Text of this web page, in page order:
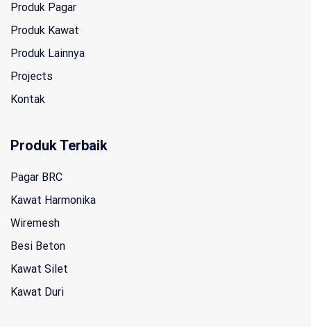
Produk Pagar
Produk Kawat
Produk Lainnya
Projects
Kontak
Produk Terbaik
Pagar BRC
Kawat Harmonika
Wiremesh
Besi Beton
Kawat Silet
Kawat Duri